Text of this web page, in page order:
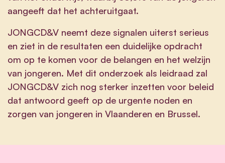
aangeeft dat het achteruitgaat.
JONGCD&V neemt deze signalen uiterst serieus
en ziet in de resultaten een duidelijke opdracht
om op te komen voor de belangen en het welzijn
van jongeren. Met dit onderzoek als leidraad zal
JONGCD&V zich nog sterker inzetten voor beleid
dat antwoord geeft op de urgente noden en
zorgen van jongeren in Vlaanderen en Brussel.